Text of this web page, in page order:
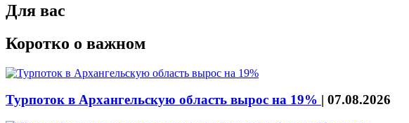
Для вас
Коротко о важном
Турпоток в Архангельскую область вырос на 19% | 07.08.2026